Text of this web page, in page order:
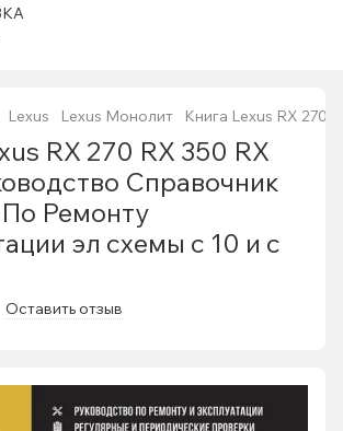
Lexus Lexus Монолит Книга Lexus RX 270
RX 270 RX 350 RX
Справочник
Ремонту
эл схемы с 10 и с
Оставить отзыв